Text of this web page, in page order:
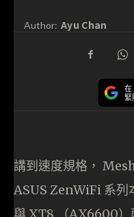
Author: Ayu Chan
在
緊
講到速度規格，
ASUS ZenWiFi 系列